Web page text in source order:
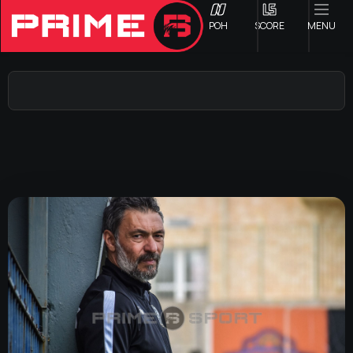
ΡΟΗ SCORE MENU
Α1 ΕΠΣΗ
Α2 ΕΠΣΗ
Β1 ΕΠΣΗ
Β2 ΕΠΣΗ